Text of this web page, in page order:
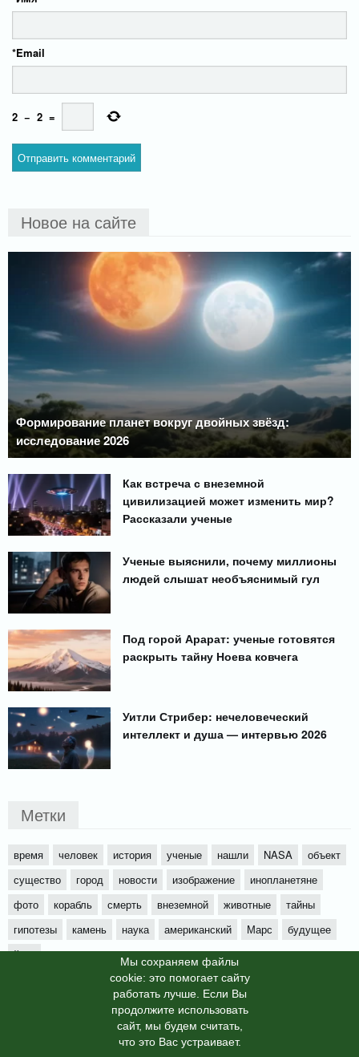
Мы cохраняем файлы
cookie: это помогает сайту
работать лучше. Если Вы
продолжите использовать
сайт, мы будем считать,
что это Вас устраивает.
Email
*
2 − 2 =
Новое на сайте
Формирование планет вокруг двойных звёзд:
исследование 2026
Как встреча с внеземной
цивилизацией может изменить мир?
Рассказали ученые
Ученые выяснили, почему миллионы
людей слышат необъяснимый гул
Под горой Арарат: ученые готовятся
раскрыть тайну Ноева ковчега
Уитли Стрибер: нечеловеческий
интеллект и душа — интервью 2026
Метки
время человек история ученые нашли NASA
объект
существо
город новости изображение
инопланетяне
фото
корабль смерть внеземной животные
тайны
гипотезы
камень наука американский Марс
будущее
йети
© info-dimurra.ru 2025г. This site is protected by
reCAPTCHA and the GooglePrivacy Policyand